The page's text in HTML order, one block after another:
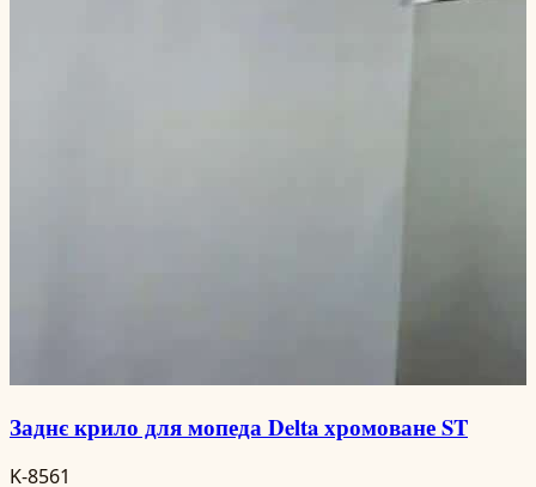
Заднє крило для мопеда Delta хромоване ST
K-8561